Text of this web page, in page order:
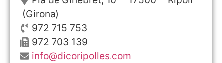
(Girona)
972 715 753
972 703 139
info@dicoripolles.com